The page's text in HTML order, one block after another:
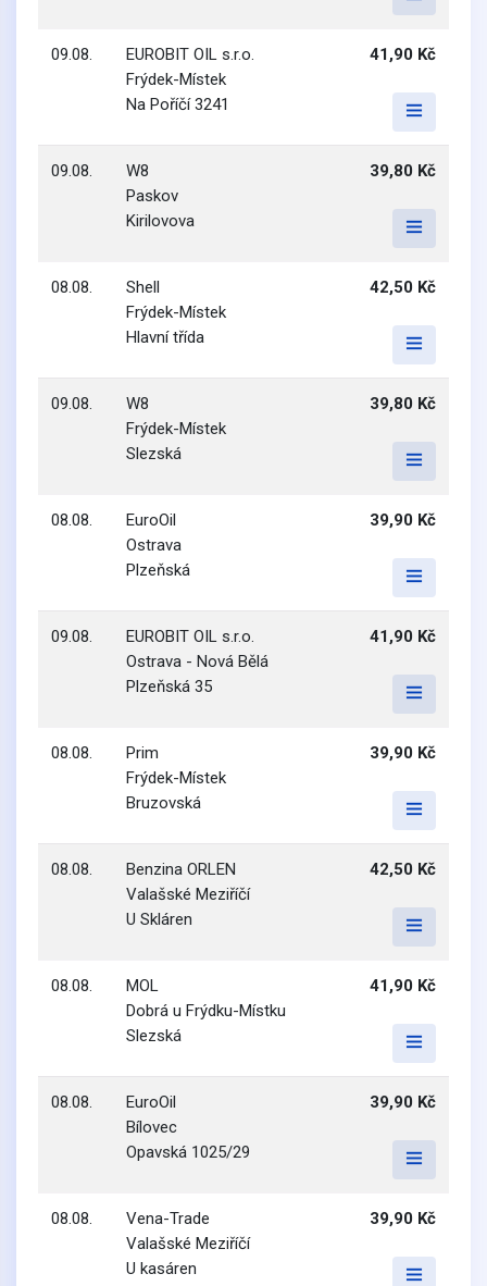
09.08.
EUROBIT OIL s.r.o.
Frýdek-Místek
Na Poříčí 3241
41,90 Kč
09.08.
W8
Paskov
Kirilovova
39,80 Kč
08.08.
Shell
Frýdek-Místek
Hlavní třída
42,50 Kč
09.08.
W8
Frýdek-Místek
Slezská
39,80 Kč
08.08.
EuroOil
Ostrava
Plzeňská
39,90 Kč
09.08.
EUROBIT OIL s.r.o.
Ostrava - Nová Bělá
Plzeňská 35
41,90 Kč
08.08.
Prim
Frýdek-Místek
Bruzovská
39,90 Kč
08.08.
Benzina ORLEN
Valašské Meziříčí
U Skláren
42,50 Kč
08.08.
MOL
Dobrá u Frýdku-Místku
Slezská
41,90 Kč
08.08.
EuroOil
Bílovec
Opavská 1025/29
39,90 Kč
08.08.
Vena-Trade
Valašské Meziříčí
U kasáren
39,90 Kč